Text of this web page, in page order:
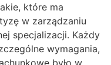
które ma
w zarządzaniu
specjalizacji. Każdy
wymagania,